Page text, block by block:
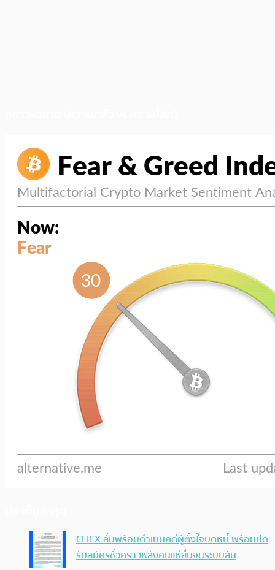
CLICX ลั่นพร้อมดำเนินคดีผู้ตั้งใจบิดหนี้ พร้อมปิด
รับสมัครชั่วคราวหลังคนแห่ยื่นจนระบบล้น